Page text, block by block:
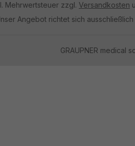
Mehrwertsteuer zzgl. Versandkosten
Angebot richtet sich
GRAUPNER medical